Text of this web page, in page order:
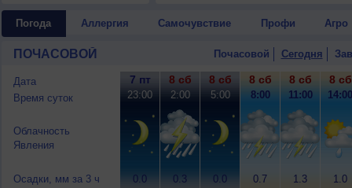
Погода Аллергия Самочувствие Профи Агро
ПОЧАСОВОЙ Почасовой Сегодня
Дата
Время суток
Облачность
Явления
Осадки, мм за 3 ч
7 пт
23:00
0.0
8 сб
2:00
0.3
8 сб
5:00
0.0
8 сб
8:00
0.7
8 сб
11:00
1.3
8 сб
14:00
1.0